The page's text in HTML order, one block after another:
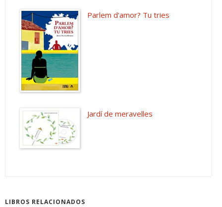
Parlem d'amor? Tu tries
Jardí de meravelles
LIBROS RELACIONADOS